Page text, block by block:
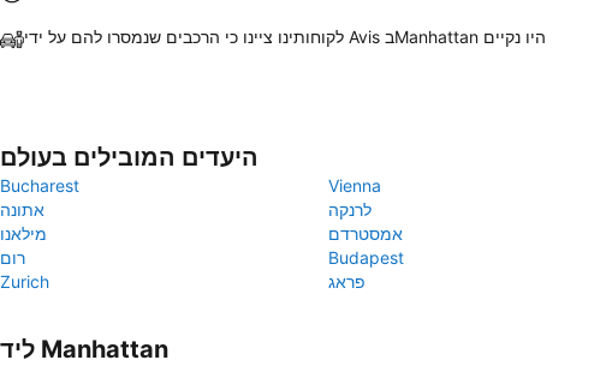
לקוחותינו ציינו כי הרכבים שנמסרו להם על ידי Avis בManhattan היו נקיים
היעדים המובילים בעולם
Bucharest
Vienna
אתונה
לרנקה
מילאנו
אמסטרדם
רום
Budapest
Zurich
פראג
ליד Manhattan